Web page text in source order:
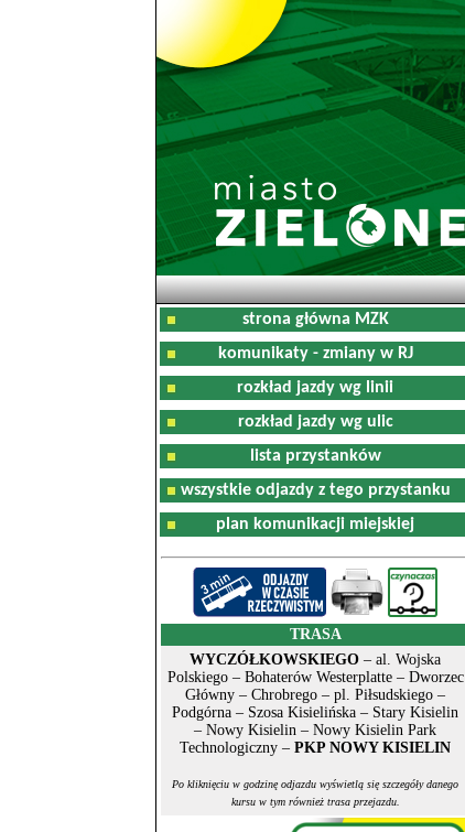
strona główna MZK
komunikaty - zmiany w RJ
rozkład jazdy wg linii
rozkład jazdy wg ulic
lista przystanków
wszystkie odjazdy z tego przystanku
plan komunikacji miejskiej
TRASA
WYCZÓŁKOWSKIEGO – al. Wojska
Polskiego – Bohaterów Westerplatte – Dworzec
Główny – Chrobrego – pl. Piłsudskiego –
Podgórna – Szosa Kisielińska – Stary Kisielin
– Nowy Kisielin – Nowy Kisielin Park
Technologiczny – PKP NOWY KISIELIN
Po kliknięciu w godzinę odjazdu wyświetlą się szczegóły danego
kursu w tym również trasa przejazdu.